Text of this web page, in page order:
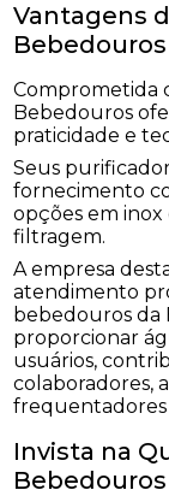
Vantagens
Bebedouros
Comprometida
Bebedouros
praticidade e
Seus
fornecimento
opções em inox
filtragem.
A empresa
atendimento
bebedouros da
proporcionar
usuários,
colaboradores,
frequentadores
Invista na